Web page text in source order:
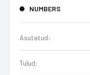
NUMBERS
Asutatud:
Tulud: